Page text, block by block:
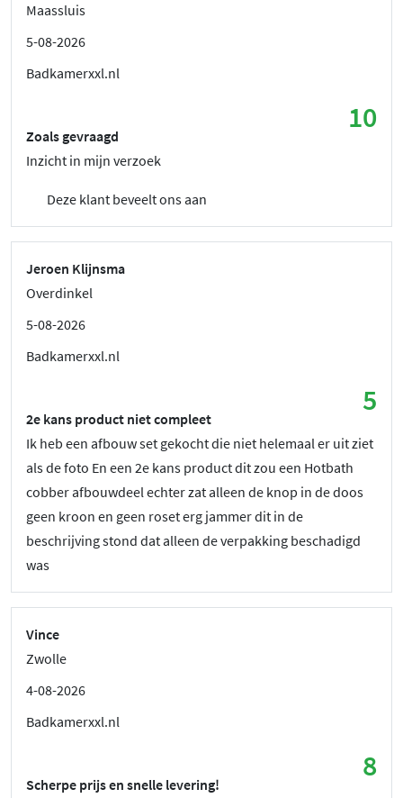
Maassluis
5-08-2026
Badkamerxxl.nl
10
Zoals gevraagd
Inzicht in mijn verzoek
Deze klant beveelt ons aan
Jeroen Klijnsma
Overdinkel
5-08-2026
Badkamerxxl.nl
5
2e kans product niet compleet
Ik heb een afbouw set gekocht die niet helemaal er uit ziet
als de foto En een 2e kans product dit zou een Hotbath
cobber afbouwdeel echter zat alleen de knop in de doos
geen kroon en geen roset erg jammer dit in de
beschrijving stond dat alleen de verpakking beschadigd
was
Vince
Zwolle
4-08-2026
Badkamerxxl.nl
8
Scherpe prijs en snelle levering!